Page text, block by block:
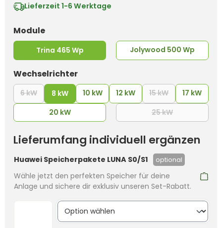
Lieferzeit 1-6 Werktage
Moduleauswählen
Trina 465 Wp Jolywood 500 Wp
Wechselrichterauswählen
6 kW(Diese Option ist zurzeit nicht verfügbar.)
8 kW 10 kW 12 kW 15 kW(Diese Option
17 kW
20 kW
25 kW(Diese Option
Lieferumfang individuell ergänzen
Huawei Speicherpakete LUNA S0/S1 optional
Wähle jetzt den perfekten Speicher für deine
Anlage und sichere dir exklusiv unseren Set-Rabatt.